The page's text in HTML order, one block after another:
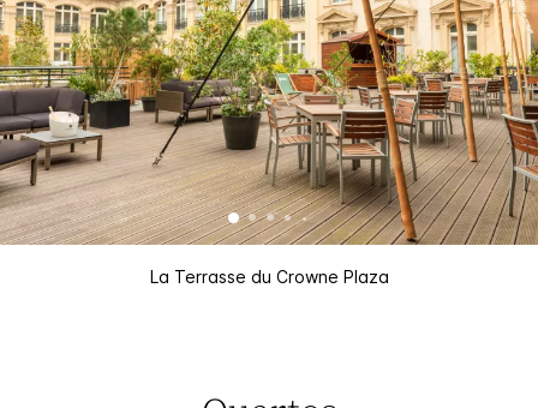
La Terrasse du Crowne Plaza